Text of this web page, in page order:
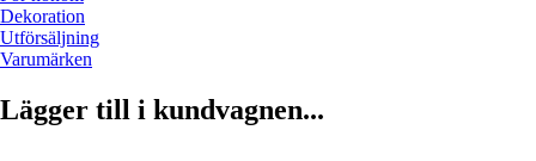
Dekoration
Utförsäljning
Varumärken
Lägger till i kundvagnen...